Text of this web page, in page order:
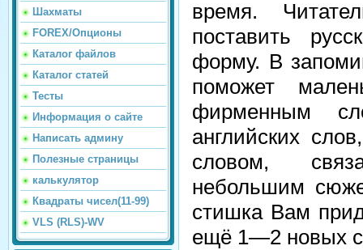
Шахматы
FOREX/Опционы
Каталог файлов
Каталог статей
Тесты
Информация о сайте
Написать админу
Полезные страницы
калькулятор
Квадраты чисел(11-99)
VLS (RLS)-WV
время.
поставить
форму. В
поможет
фирменным
английских
словом,
небольшим
стишка Вам
ещё 1—2 новых